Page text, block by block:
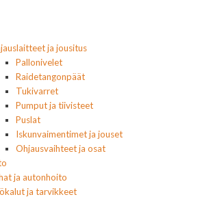
ja jousitus
Pallonivelet
Raidetangonpäät
Tukivarret
Pumput ja tiivisteet
Puslat
Iskunvaimentimet ja jouset
Ohjausvaihteet ja osat
ja autonhoito
ja tarvikkeet